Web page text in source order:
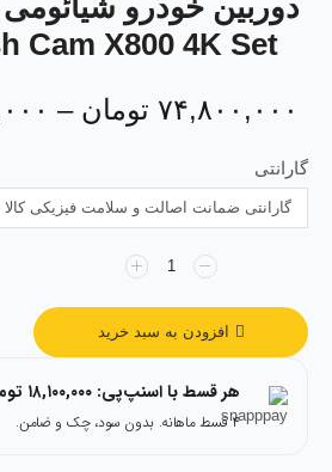
Cam X800 4K Set
۷۴,۸۰۰,۰۰۰ تومان –
گارانتی
افزودن به سبد خرید
هر قسط با اسنپ‌پی: ۱۸,۱۰۰,۰۰۰
۴ قسط ماهانه. بدون سود، چک و ضامن.